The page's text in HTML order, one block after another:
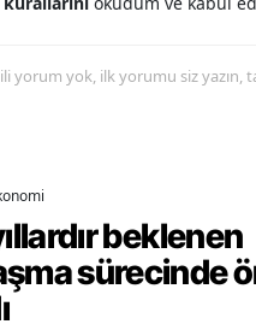
yorum yok, ilk yorumu siz yazın,
beklenen
sürecinde